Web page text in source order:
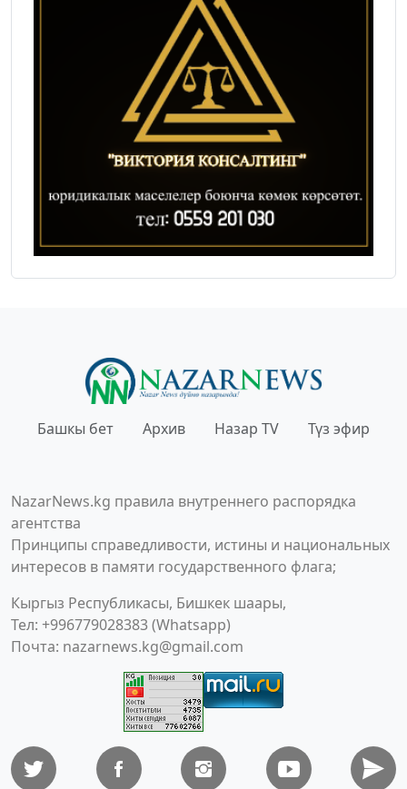
Башкы бет Архив Назар TV Түз эфир
NazarNews.kg правила внутреннего распорядка
агентства
Принципы справедливости, истины и национальных
интересов в памяти государственного флага;
Кыргыз Республикасы, Бишкек шаары,
Тел: +996779028383 (Whatsapp)
Почта: nazarnews.kg@gmail.com